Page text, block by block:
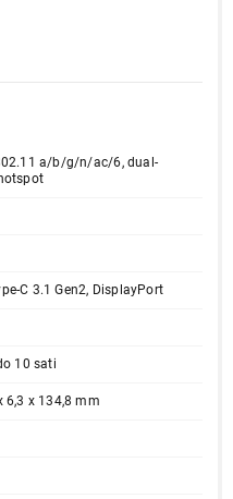
a/b/g/n/ac/6, dual-
C 3.1 Gen2, DisplayPort
10 sati
6,3 x 134,8 mm
Wi-Fi 256GB -